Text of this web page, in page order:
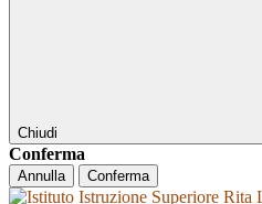
Chiudi
Conferma
Annulla Conferma